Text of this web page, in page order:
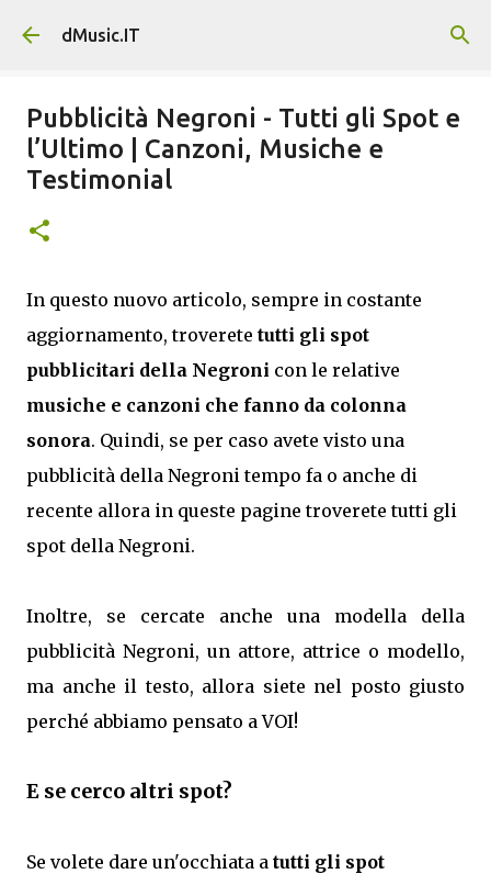
Passa ai contenuti principali
dMusic.IT
Pubblicità Negroni - Tutti gli Spot e
l’Ultimo | Canzoni, Musiche e
Testimonial
In questo nuovo articolo, sempre in costante
aggiornamento, troverete tutti gli spot
pubblicitari della Negroni con le relative
musiche e canzoni che fanno da colonna
sonora. Quindi, se per caso avete visto una
pubblicità della Negroni tempo fa o anche di
recente allora in queste pagine troverete tutti gli
spot della Negroni.
Inoltre, se cercate anche una modella della
pubblicità Negroni, un attore, attrice o modello,
ma anche il testo, allora siete nel posto giusto
perché abbiamo pensato a VOI!
E se cerco altri spot?
Se volete dare un'occhiata a tutti gli spot